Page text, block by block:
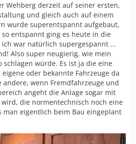
Wehberg derzeit auf seiner ersten,
und gleich auch auf einem
wurde superentspannt aufgebaut,
entspannt ging es heute in die
war natürlich supergespannt ...
Also super neugierig, wie mein
schlagen würde. Es ist ja die eine
oder bekannte Fahrzeuge da
wenn Fremdfahrzeuge und
angeht die Anlage sogar mit
die normentechnisch noch eine
man eigentlich beim Bau eingeplant